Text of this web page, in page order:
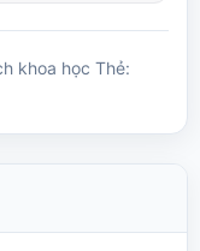
khoa học Thẻ: